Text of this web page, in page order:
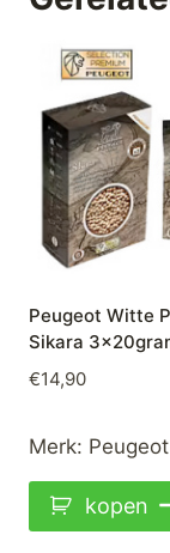
Peugeot Witte
Sikara
€14,90
Merk: Peugeot
kopen